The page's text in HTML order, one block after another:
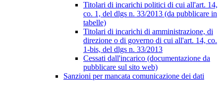
Titolari di incarichi politici di cui all'art. 14,
co. 1, del dlgs n. 33/2013 (da pubblicare in
tabelle)
Titolari di incarichi di amministrazione, di
direzione o di governo di cui all'art. 14, co.
1-bis, del dlgs n. 33/2013
Cessati dall'incarico (documentazione da
pubblicare sul sito web)
Sanzioni per mancata comunicazione dei dati